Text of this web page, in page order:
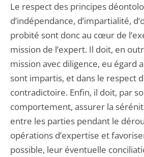
Le respect des principes
d’indépendance, d’impartialité,
probité sont donc au cœur de
mission de l’expert. Il doit, en
mission avec diligence, eu égard
sont impartis, et dans le respect
contradictoire. Enfin, il doit, par
comportement, assurer la
entre les parties pendant le
opérations d’expertise et
possible, leur éventuelle